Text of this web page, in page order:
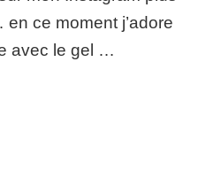
Shop)
ce moment j’adore
avec le gel …